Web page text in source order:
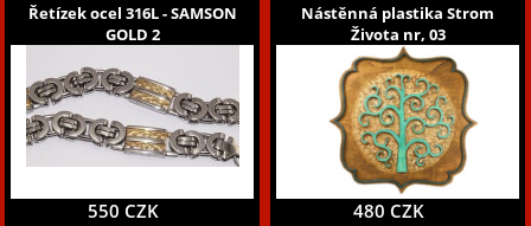
Řetízek ocel 316L - SAMSON
GOLD 2
550 CZK
Nástěnná plastika Strom
Života nr, 03
480 CZK